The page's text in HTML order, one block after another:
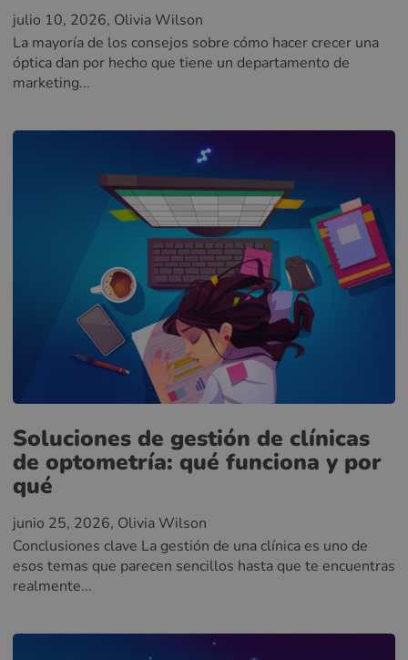
julio 10, 2026, Olivia Wilson
La mayoría de los consejos sobre cómo hacer crecer una
óptica dan por hecho que tiene un departamento de
marketing...
Soluciones de gestión de clínicas
de optometría: qué funciona y por
qué
junio 25, 2026, Olivia Wilson
Conclusiones clave La gestión de una clínica es uno de
esos temas que parecen sencillos hasta que te encuentras
realmente...